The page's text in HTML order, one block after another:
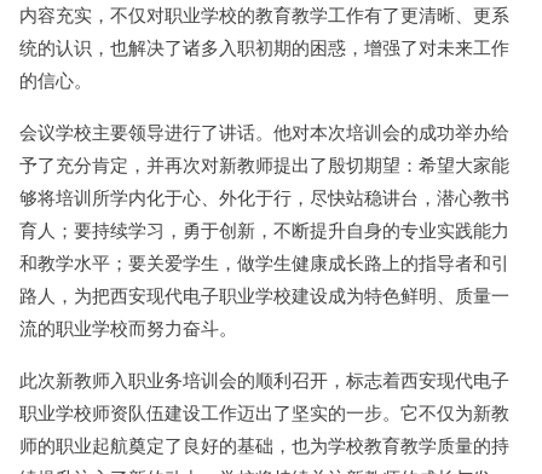
内容充实，不仅对职业学校的教育教学工作有了更清晰、更系
统的认识，也解决了诸多入职初期的困惑，增强了对未来工作
的信心。
会议学校主要领导进行了讲话。他对本次培训会的成功举办给
予了充分肯定，并再次对新教师提出了殷切期望：希望大家能
够将培训所学内化于心、外化于行，尽快站稳讲台，潜心教书
育人；要持续学习，勇于创新，不断提升自身的专业实践能力
和教学水平；要关爱学生，做学生健康成长路上的指导者和引
路人，为把西安现代电子职业学校建设成为特色鲜明、质量一
流的职业学校而努力奋斗。
此次新教师入职业务培训会的顺利召开，标志着西安现代电子
职业学校师资队伍建设工作迈出了坚实的一步。它不仅为新教
师的职业起航奠定了良好的基础，也为学校教育教学质量的持